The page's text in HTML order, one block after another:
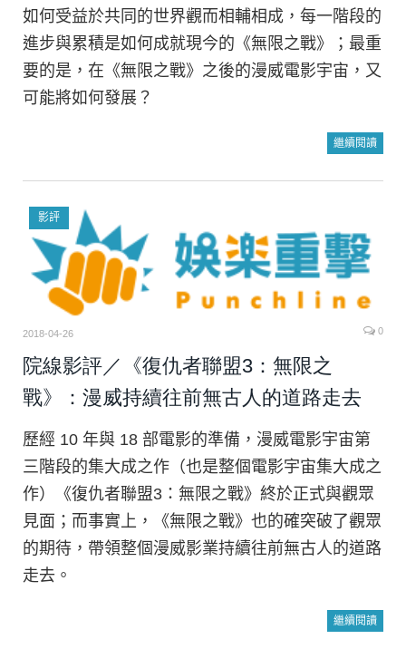
如何受益於共同的世界觀而相輔相成，每一階段的
進步與累積是如何成就現今的《無限之戰》；最重
要的是，在《無限之戰》之後的漫威電影宇宙，又
可能將如何發展？
繼續閱讀
影評
2018-04-26 0
院線影評／《復仇者聯盟3：無限之
戰》：漫威持續往前無古人的道路走去
歷經 10 年與 18 部電影的準備，漫威電影宇宙第
三階段的集大成之作（也是整個電影宇宙集大成之
作）《復仇者聯盟3：無限之戰》終於正式與觀眾
見面；而事實上，《無限之戰》也的確突破了觀眾
的期待，帶領整個漫威影業持續往前無古人的道路
走去。
繼續閱讀